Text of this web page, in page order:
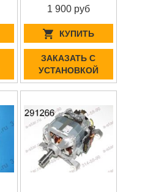
1 900 руб
КУПИТЬ
ЗАКАЗАТЬ С
УСТАНОВКОЙ